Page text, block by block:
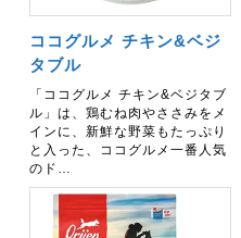
ココグルメ チキン&ベジ
タブル
「ココグルメ チキン&ベジタブ
ル」は、鶏むね肉やささみをメ
インに、新鮮な野菜もたっぷり
と入った、ココグルメ一番人気
のド…